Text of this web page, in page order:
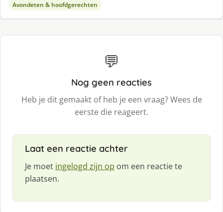
Avondeten & hoofdgerechten
💬
Nog geen reacties
Heb je dit gemaakt of heb je een vraag? Wees de
eerste die reageert.
Laat een reactie achter
Je moet ingelogd zijn op om een reactie te
plaatsen.